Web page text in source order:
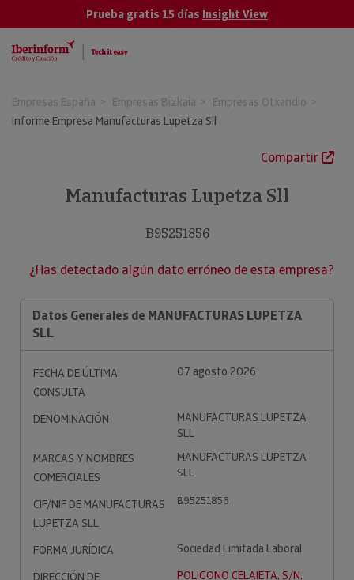
Prueba gratis 15 días Insight View
Empresas España Empresas Bizkaia
Empresas Otxandio
Informe Empresa Manufacturas Lupetza Sll
Compartir
Manufacturas Lupetza Sll
B95251856
¿Has detectado algún dato erróneo de esta empresa?
Datos Generales de MANUFACTURAS LUPETZA
SLL
FECHA DE ÚLTIMA
CONSULTA
07 agosto 2026
DENOMINACIÓN
MANUFACTURAS LUPETZA
SLL
MARCAS Y NOMBRES
COMERCIALES
MANUFACTURAS LUPETZA
SLL
CIF/NIF DE MANUFACTURAS
LUPETZA SLL
B95251856
FORMA JURÍDICA
Sociedad Limitada Laboral
DIRECCIÓN DE
POLIGONO CELAIETA, S/N,